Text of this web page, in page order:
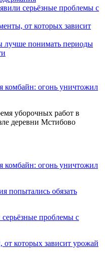
серьёзные проблемы с
от которых зависит
понимать периоды
комбайн: огонь уничтожил
уборочных работ в
деревни Мстибово
комбайн: огонь уничтожил
попытались обязать
проблемы с
которых зависит урожай